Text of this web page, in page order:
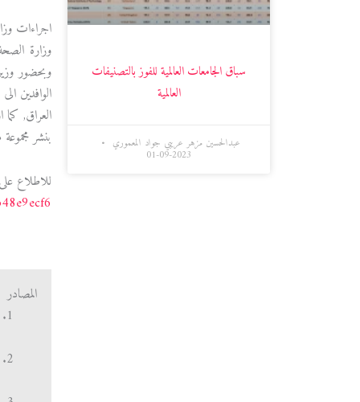
سباق الجامعات العالمية للفوز بالتصنيفات
العالمية
عبدالحسين مزهر عريبي جواد المعموري
2023-09-01
اجراءات
وزارة
وبحضور
الوافدين
العراق,
بنشر
للاطلاع
المصادر